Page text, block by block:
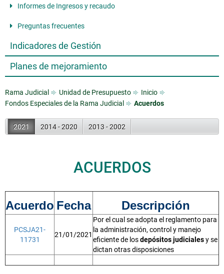
Informes de Ingresos y recaudo
Preguntas frecuentes
Indicadores de Gestión
Planes de mejoramiento
Rama Judicial Unidad de Presupuesto
Inicio
Fondos Especiales de la Rama Judicial
Acuerdos
2021 2014 - 2020 2013 - 2002
ACUERDOS
Acuerdo Fecha Descripción
PCSJA21-
11731
21/01/2021
Por el cual se adopta el reglamento para
la administración, control y manejo
eficiente de losdepósitos judicialesy se
dictan otras disposiciones